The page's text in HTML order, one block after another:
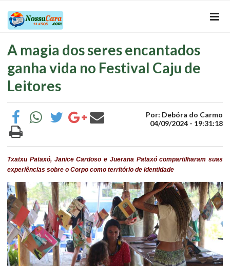
A magia dos seres encantados
ganha vida no Festival Caju de
Leitores
Por: Debóra do Carmo
04/09/2024 - 19:31:18
Txatxu Pataxó, Janice Cardoso e Juerana Pataxó compartilharam suas
experiências sobre o Corpo como território de identidade